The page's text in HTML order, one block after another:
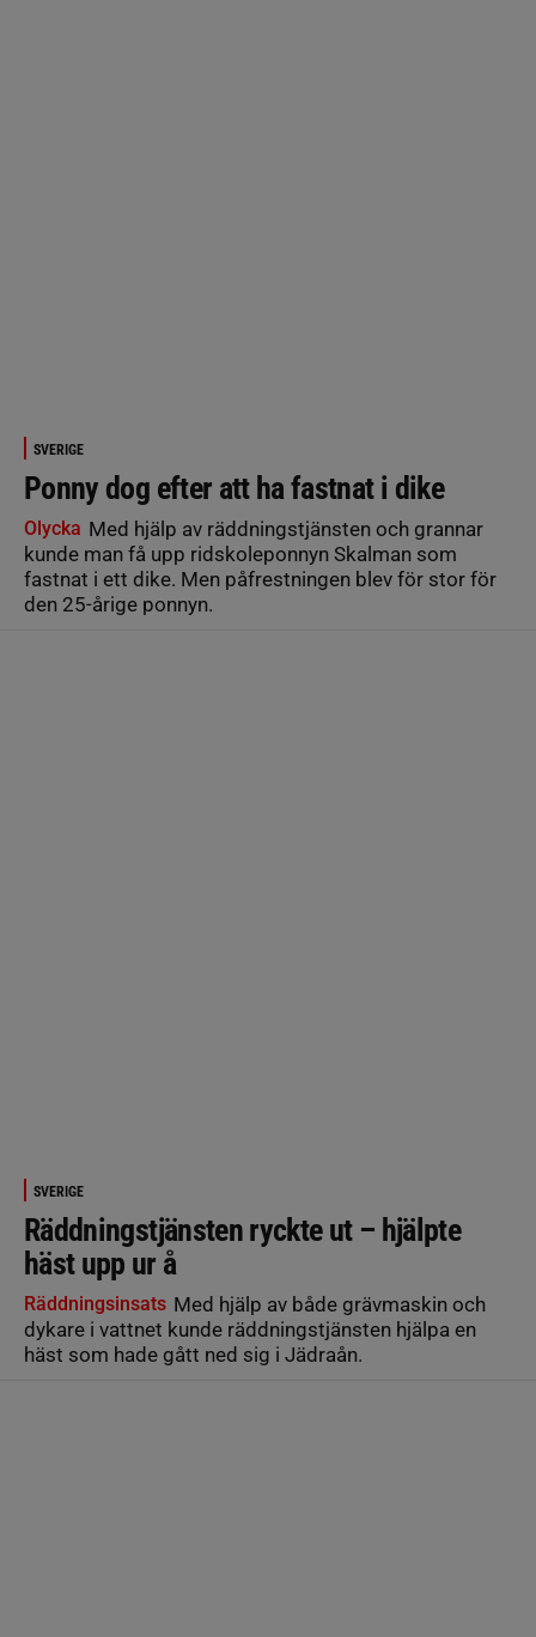
SVERIGE
Ponny dog efter att ha fastnat i dike
Olycka Med hjälp av räddningstjänsten och grannar
kunde man få upp ridskoleponnyn Skalman som
fastnat i ett dike. Men påfrestningen blev för stor för
den 25-årige ponnyn.
SVERIGE
Räddningstjänsten ryckte ut – hjälpte
häst upp ur å
Räddningsinsats Med hjälp av både grävmaskin och
dykare i vattnet kunde räddningstjänsten hjälpa en
häst som hade gått ned sig i Jädraån.